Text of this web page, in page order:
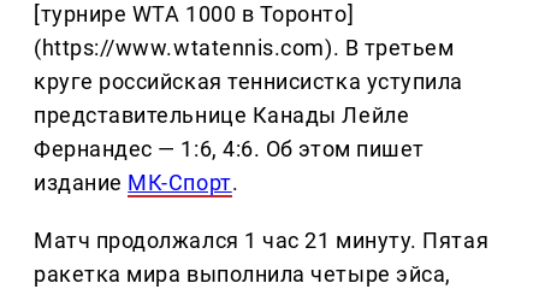
[турнире WTA 1000 в Торонто]
(https://www.wtatennis.com). В третьем
круге российская теннисистка уступила
представительнице Канады Лейле
Фернандес — 1:6, 4:6. Об этом пишет
издание МК-Спорт.
Матч продолжался 1 час 21 минуту. Пятая
ракетка мира выполнила четыре эйса,